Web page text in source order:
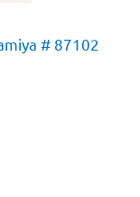
# 87102